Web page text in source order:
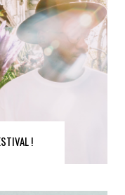
!